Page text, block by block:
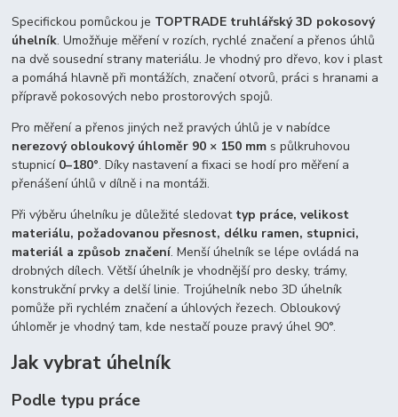
Specifickou pomůckou je TOPTRADE truhlářský 3D pokosový
úhelník. Umožňuje měření v rozích, rychlé značení a přenos úhlů
na dvě sousední strany materiálu. Je vhodný pro dřevo, kov i plast
a pomáhá hlavně při montážích, značení otvorů, práci s hranami a
přípravě pokosových nebo prostorových spojů.
Pro měření a přenos jiných než pravých úhlů je v nabídce
nerezový obloukový úhloměr 90 × 150 mm s půlkruhovou
stupnicí 0–180°. Díky nastavení a fixaci se hodí pro měření a
přenášení úhlů v dílně i na montáži.
Při výběru úhelníku je důležité sledovat typ práce, velikost
materiálu, požadovanou přesnost, délku ramen, stupnici,
materiál a způsob značení. Menší úhelník se lépe ovládá na
drobných dílech. Větší úhelník je vhodnější pro desky, trámy,
konstrukční prvky a delší linie. Trojúhelník nebo 3D úhelník
pomůže při rychlém značení a úhlových řezech. Obloukový
úhloměr je vhodný tam, kde nestačí pouze pravý úhel 90°.
Jak vybrat úhelník
Podle typu práce